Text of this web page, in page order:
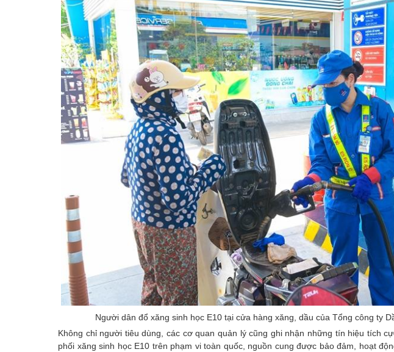
Người dân đổ xăng sinh học E10 tại cửa hàng xăng, dầu của Tổng công ty
Không chỉ người tiêu dùng, các cơ quan quản lý cũng ghi nhận những tín hiệu tích
phối xăng sinh học E10 trên phạm vi toàn quốc, nguồn cung được bảo đảm, hoạt